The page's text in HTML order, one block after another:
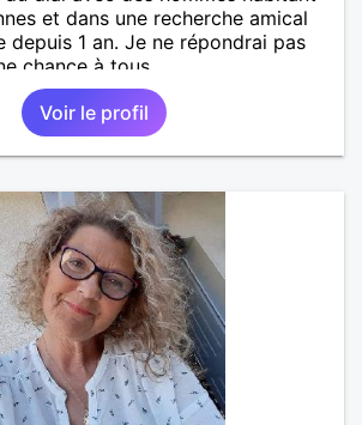
et dans une recherche amical
depuis 1 an. Je ne répondrai pas
chance à tous.
Voir le profil